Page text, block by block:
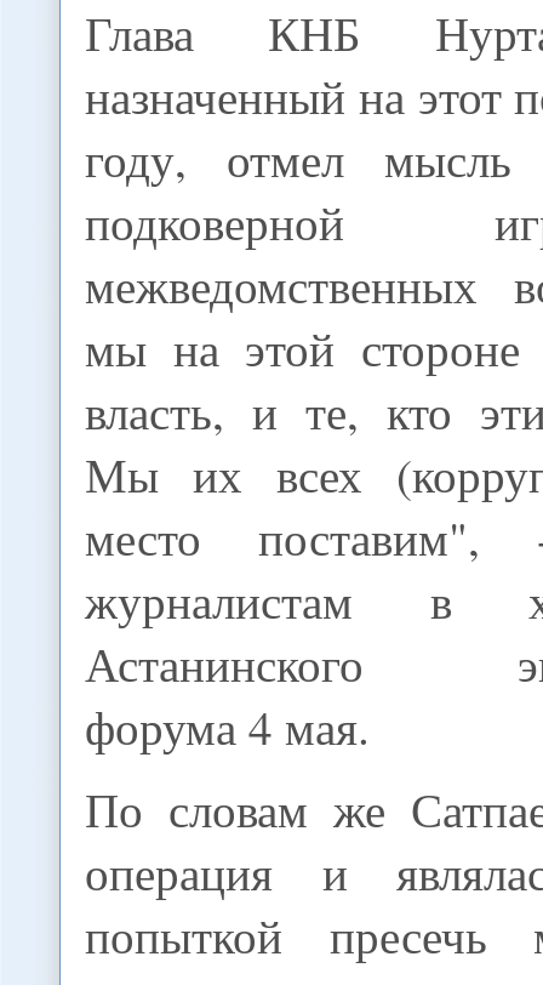
Глава КНБ
назначенный на этот
году, отмел мысль
подковерной
межведомственных
мы на этой стороне
власть, и те, кто
Мы их всех
место
журналистам в
Астанинского
форума 4 мая.
По словам же
операция и
попыткой пресечь